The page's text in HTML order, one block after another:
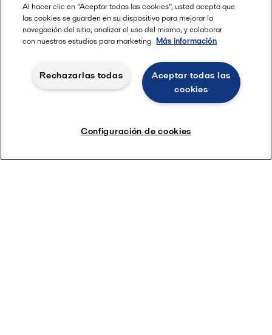
Servicio y soporte
Canales de Venta Autorizados
Al hacer clic en “Aceptar todas las cookies”, usted acepta que
las cookies se guarden en su dispositivo para mejorar la
navegación del sitio, analizar el uso del mismo, y colaborar
con nuestros estudios para marketing. Más información
Aceptar todas las
cookies
Rechazarlas todas
Configuración de cookies